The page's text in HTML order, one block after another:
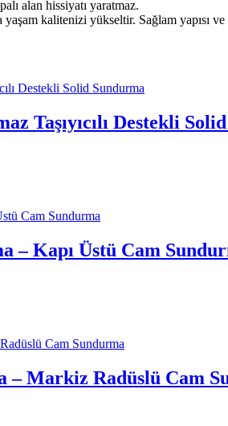
alan hissiyatı yaratmaz.
yaşam kalitenizi yükseltir. Sağlam yapısı
Taşıyıcılı Destekli
– Kapı Üstü Cam
Markiz Radüslü Cam